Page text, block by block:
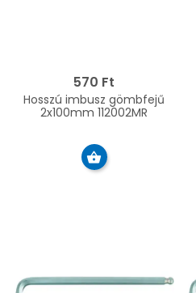
570 Ft
Hosszú imbusz gömbfejű
2x100mm 112002MR